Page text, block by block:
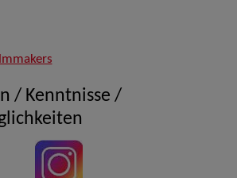
/ Kenntnisse /